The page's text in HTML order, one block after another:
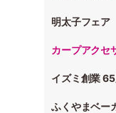
明太子フェア
カープアクセ
イズミ創業
ふくやまベー